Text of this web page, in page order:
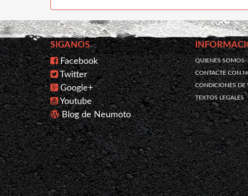
SIGANOS
Facebook
Twitter
Google+
Youtube
Blog de Neumoto
QUIENES SOMOS
CONTACTE CON
CONDICIONES DE
TEXTOS LEGALES